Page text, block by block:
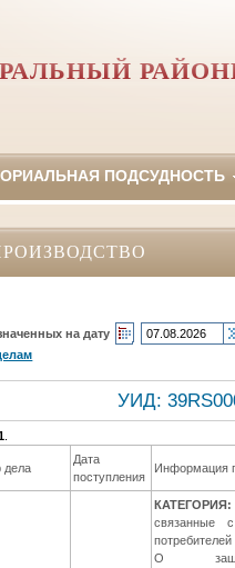
ПОДСУДНОСТЬ
на дату
УИД:
дела
Дата
поступления
Информация
КАТЕГОРИЯ:
связанные
О